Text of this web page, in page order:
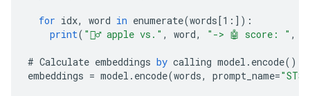
for idx, word in enumerate(words[1: ] ) :
print( "🙋‍♂️ apple vs." , word, "-> 🤖 score: " ,
# Calculate embeddings by calling model . encode()
embeddings = model . encode(words, prompt_name="STS"